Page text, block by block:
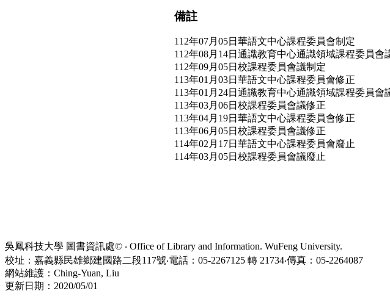
備註
112年07月05日華語文中心課程委員會制定
112年08月14日通識教育中心通識領域課程委員會
112年09月05日校課程委員會議制定
113年01月03日華語文中心課程委員會修正
113年01月24日通識教育中心通識領域課程委員會
113年03月06日校課程委員會議修正
113年04月19日華語文中心課程委員會修正
113年06月05日校課程委員會議修正
114年02月17日華語文中心課程委員會廢止
114年03月05日校課程委員會議廢止
吳鳳科技大學 圖書資訊處© ‧ Office of Library and Information. WuFeng University.
校址：嘉義縣民雄鄉建國路二段117號‧電話：05-2267125 轉 21734‧傳真：05-2264087
網站維護：Ching-Yuan, Liu
更新日期：2020/05/01